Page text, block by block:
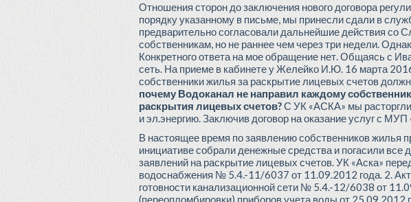
Отношения сторон до заключения нового договора
порядку указанному в письме, мы принесли сдали в
предварительно согласовали дальнейшие действия со
собственникам, но не раннее чем через три недели.
Конкретного ответа на мое обращение нет. Общаясь с
сеть. На приеме в кабинете у Желейко И.Ю. 16 марта
собственники жилья за раскрытие лицевых счетов
почему Водоканал не направил каждому
раскрытия лицевых счетов?С УК «АСКА» мы
и эл.энергию. Заключив договор на оказание услуг с МУП
В настоящее время по заявлению собственников жилья
инициативе собрали денежные средства и погасили
заявлений на раскрытие лицевых счетов. УК «Аска»
водоснабжения № 5.4.-11/6037 от 11.09.2012 года. 2.
готовности канализационной сети № 5.4.-12/6038 от
(переопломбировки) приборов учета воды от